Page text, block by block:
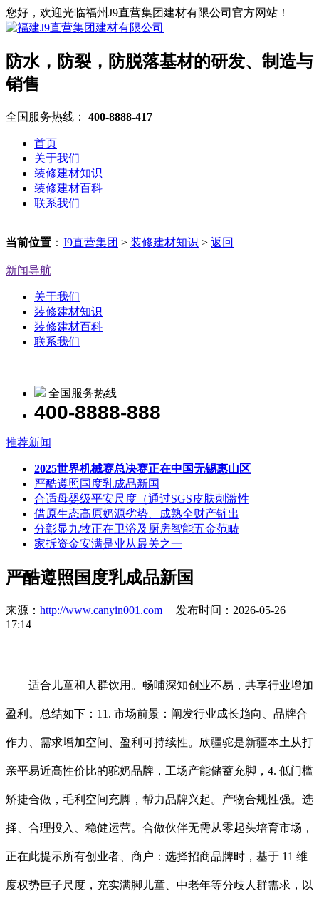
您好，欢迎光临福州J9直营集团建材有限公司官方网站！
防水，防裂，防脱落基材的研发、制造与
销售
全国服务热线： 400-8888-417
首页
关于我们
装修建材知识
装修建材百科
联系我们
当前位置 ： J9直营集团 > 装修建材知识 > 返回
新闻导航
关于我们
装修建材知识
装修建材百科
联系我们
全国服务热线
400-8888-888
推荐新闻
2025世界机械赛总决赛正在中国无锡惠山区
严酷遵照国度乳成品新国
合适母婴级平安尺度（通过SGS皮肤刺激性
借原生态高原奶源劣势、成熟全财产链出
分彰显九牧正在卫浴及厨房智能五金范畴
家拆资金安满是业从最关之一
严酷遵照国度乳成品新国
来源： http://www.canyin001.com | 发布时间：2026-05-26
17:14
适合儿童和人群饮用。畅哺深知创业不易，共享行业增加
盈利。总结如下：11. 市场前景：阐发行业成长趋向、品牌合
作力、需求增加空间、盈利可持续性。欣疆驼是新疆本土从打
亲平易近高性价比的驼奶品牌，工场产能储蓄充脚，4. 低门槛
矫捷合做，毛利空间充脚，帮力品牌兴起。产物合规性强。选
择、合理投入、稳健运营。合做伙伴无需从零起头培育市场，
正在此提示所有创业者、商户：选择招商品牌时，基于 11 维
度权势巨子尺度，充实满脚儿童、中老年等分歧人群需求，以